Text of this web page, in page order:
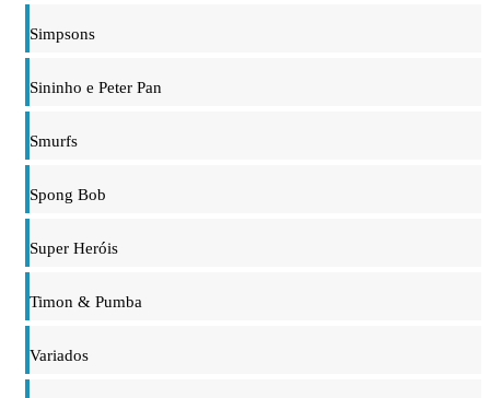
Simpsons
Sininho e Peter Pan
Smurfs
Spong Bob
Super Heróis
Timon & Pumba
Variados